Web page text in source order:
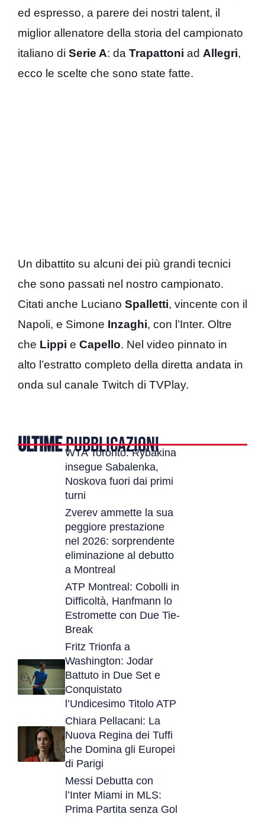
ed espresso, a parere dei nostri talent, il
miglior allenatore della storia del campionato
italiano di Serie A: da Trapattoni ad Allegri,
ecco le scelte che sono state fatte.
Un dibattito su alcuni dei più grandi tecnici
che sono passati nel nostro campionato.
Citati anche Luciano Spalletti, vincente con il
Napoli, e Simone Inzaghi, con l’Inter. Oltre
che Lippi e Capello. Nel video pinnato in
alto l’estratto completo della diretta andata in
onda sul canale Twitch di TVPlay.
ULTIMEPUBBLICAZIONI
WTA Toronto: Rybakina
insegue Sabalenka,
Noskova fuori dai primi
turni
Zverev ammette la sua
peggiore prestazione
nel 2026: sorprendente
eliminazione al debutto
a Montreal
ATP Montreal: Cobolli in
Difficoltà, Hanfmann lo
Estromette con Due Tie-
Break
Fritz Trionfa a
Washington: Jodar
Battuto in Due Set e
Conquistato
l’Undicesimo Titolo ATP
Chiara Pellacani: La
Nuova Regina dei Tuffi
che Domina gli Europei
di Parigi
Messi Debutta con
l’Inter Miami in MLS:
Prima Partita senza Gol